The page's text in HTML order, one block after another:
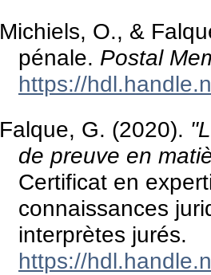
Michiels, O., &
pénale. Postal
https://
Falque, G. (2020).
de preuve en
Certificat en
connaissances
interprètes jurés.
https://